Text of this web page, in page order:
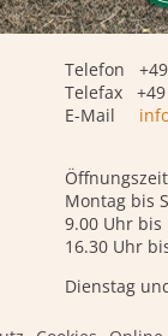
Telefon +49
Telefax +49
E-Mail
Montag bis
9.00 Uhr bis
16.30 Uhr
Dienstag